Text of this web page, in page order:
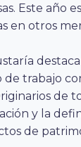
Este año
en otros
de trabajo
de
y la
de